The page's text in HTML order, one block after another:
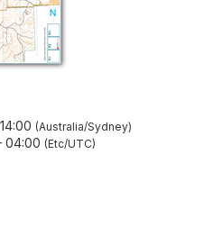
14:00 Australia/Sydney
04:00 Etc/UTC